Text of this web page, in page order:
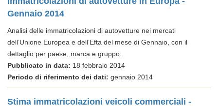
Gennaio 2014
Analisi delle immatricolazioni di autovetture nei mercati
dell’Unione Europea e dell’Efta del mese di Gennaio, con il
dettaglio per paese, marca e gruppo.
Pubblicato in data: 18 febbraio 2014
Periodo di riferimento dei dati: gennaio 2014
Stima immatricolazioni veicoli commerciali -